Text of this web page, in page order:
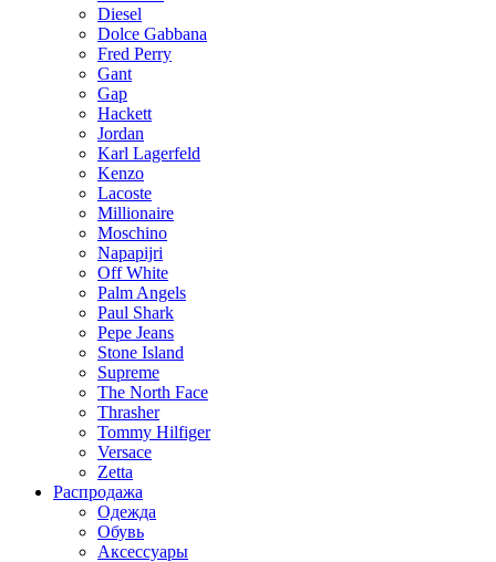
Diesel
Dolce Gabbana
Fred Perry
Gant
Gap
Hackett
Jordan
Karl Lagerfeld
Kenzo
Lacoste
Millionaire
Moschino
Napapijri
Off White
Palm Angels
Paul Shark
Pepe Jeans
Stone Island
Supreme
The North Face
Thrasher
Tommy Hilfiger
Versace
Zetta
Распродажа
Одежда
Обувь
Аксессуары